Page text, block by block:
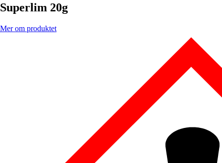
Superlim 20g
Mer om produktet